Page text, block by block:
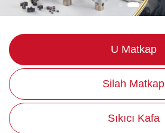
U Matkap
Silah Matkap
Sıkıcı Kafa